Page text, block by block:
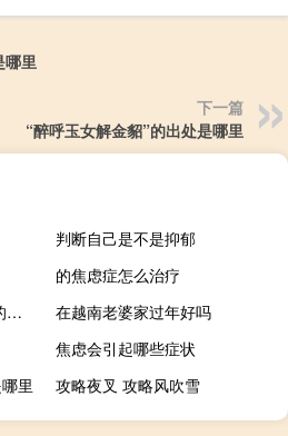
哪里
下一篇
“醉呼玉女解金貂”的出处是哪里
判断自己是不是抑郁
的焦虑症怎么治疗
予独爱莲之出淤泥而不染的之是什么意思
在越南老婆家过年好吗
焦虑会引起哪些症状
里
攻略夜叉 攻略风吹雪